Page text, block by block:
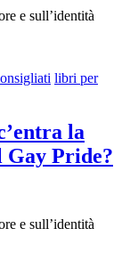
e sull’identità
libri per
la
Pride?
e sull’identità